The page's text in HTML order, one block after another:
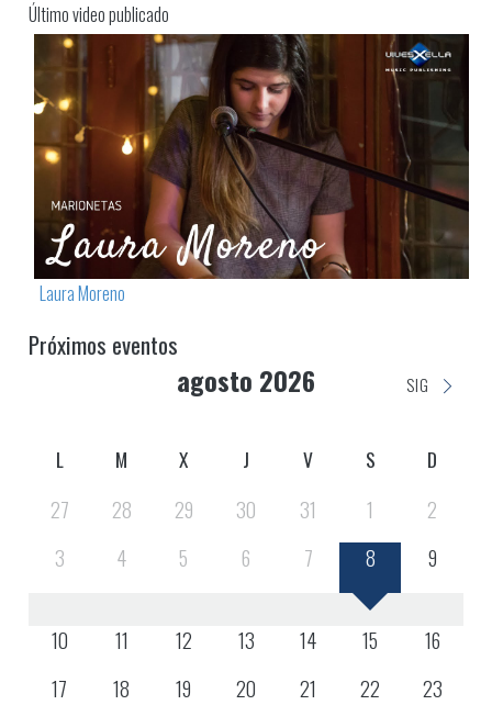
Último video publicado
Laura Moreno
Próximos eventos
agosto 2026 SIG
L M X J V S D
27 28 29 30 31 1
2
3
4 5 6 7 8 9
10 11 12 13 14 15
16
17
18 19 20 21 22 23